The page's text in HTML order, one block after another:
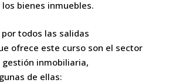
bienes inmuebles.
todos las salidas
ofrece este curso son el sector
inmobiliaria,
de ellas: